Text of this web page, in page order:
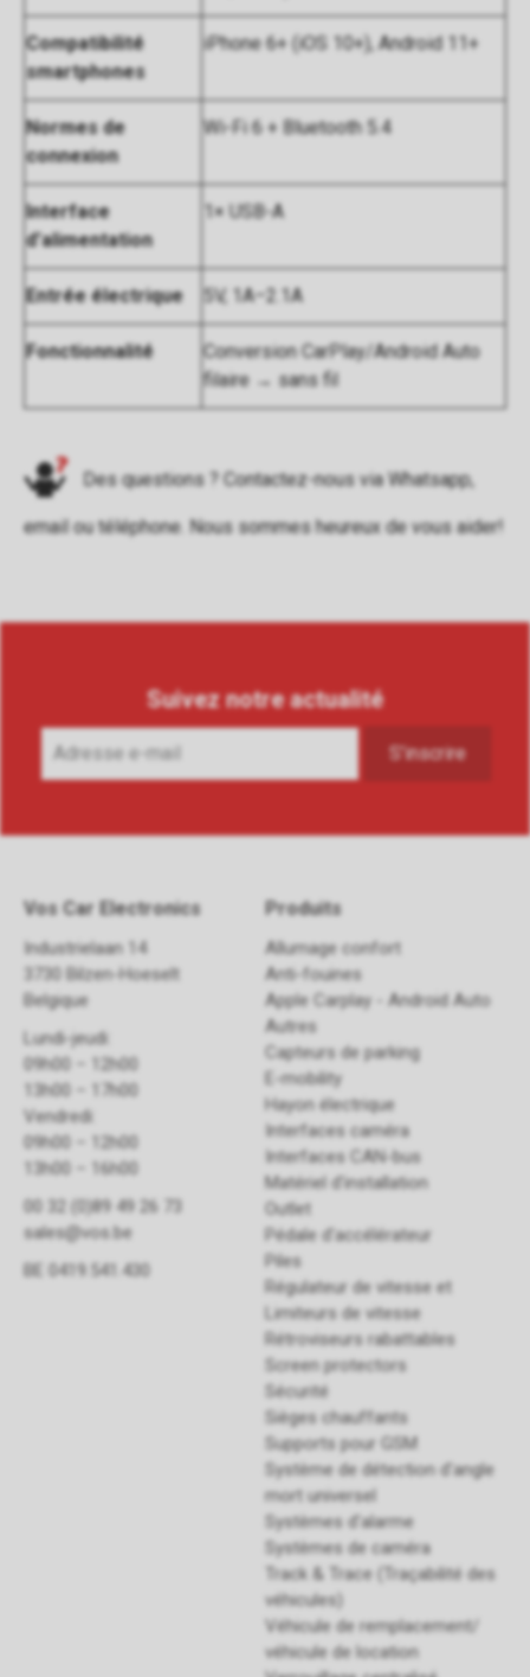
Compatibilité
smartphones
iPhone 6+ (iOS 10+), Android 11+
Normes de
connexion
Wi-Fi 6 + Bluetooth 5.4
Interface
d’alimentation
1× USB-A
Entrée électrique 5V, 1A–2.1A
Fonctionnalité
Conversion CarPlay/Android Auto
filaire → sans fil
Des questions ? Contactez-nous via Whatsapp,
emailoutéléphone. Nous sommes heureux de vous aider!
Suivez notre actualité
Vos Car Electronics
Industrielaan 14
3730 Bilzen-Hoeselt
Belgique
Lundi-jeudi:
09h00 – 12h00
13h00 – 17h00
Vendredi:
09h00 – 12h00
13h00 – 16h00
00 32 (0)89 49 26 73
sales@vos.be
BE 0419.541.430
Produits
Allumage confort
Anti-fouines
Apple Carplay - Android Auto
Autres
Capteurs de parking
E-mobility
Hayon électrique
Interfaces caméra
Interfaces CAN-bus
Matériel d'installation
Outlet
Pédale d'accélérateur
Piles
Régulateur de vitesse et
Limiteurs de vitesse
Rétroviseurs rabattables
Screen protectors
Sécurité
Sièges chauffants
Supports pour GSM
Système de détection d'angle
mort universel
Systèmes d'alarme
Systèmes de caméra
Track & Trace (Traçabilité des
véhicules)
Véhicule de remplacement/
véhicule de location